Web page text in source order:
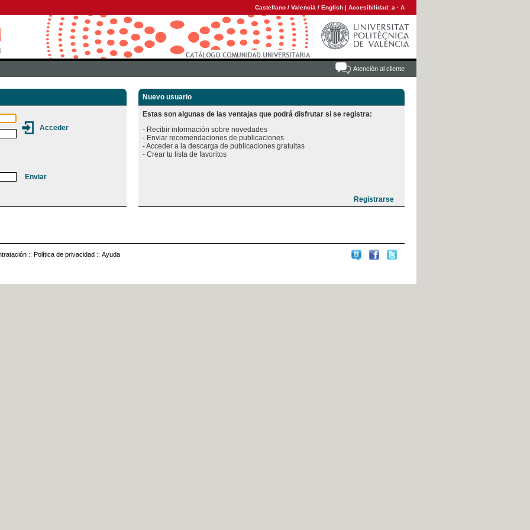
Castellano / Valencià / English | Accesibilidad: a · A
Atención al cliente
Nuevo usuario
Estas son algunas de las ventajas que podrá disfrutar si se registra:
- Recibir información sobre novedades
- Enviar recomendaciones de publicaciones
- Acceder a la descarga de publicaciones gratuitas
:: Política de privacidad :: Ayuda